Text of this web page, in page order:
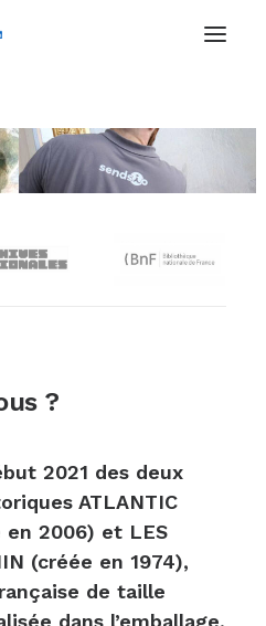
?
2021 des deux
ATLANTIC
en 2006) et LES
(créée en 1974),
de taille
dans l’emballage,